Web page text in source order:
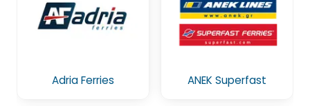
Adria Ferries ANEK Superfast